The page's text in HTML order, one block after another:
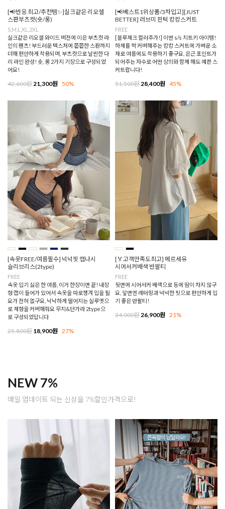
[📢반응 최고/추천템✨]실크같은 리오셀
스판부츠컷(숏/롱)
S,M,L,XL,2XL
실크같은 리오셀 와이드 버전에 이은 부츠컷 라
인의 팬츠! 부드러운 텍스처에 쫀쫀한 스판까지
더해 편안하게 착용되며, 부츠컷으로 날씬한 다
리 라인 완성! 숏, 롱 2가지 기장으로 구성되었
어요!
42,600원 21,300원 50%
[📢베스트1위상품/3차입고][JUST
BETTER] 러브미 핀턱 캉캉스커트
FREE
[블루체크 컬러추가!] 이번 s/s 치트키 아이템!
하체를 싹 커버해주는 캉캉 스커트에 가벼운 소
재로 여름에도 착용하기 좋구요, 은근 포인트가
되어주는 자수로 어떤 상의와 함께 해도 예쁜 스
커트랍니다!
51,500원 28,400원 45%
[속옷FREE/여름필수] 넉넉핏 캡나시
슬리브리스(2type)
FREE
속옷 입기 싫은 한 여름, 이거 한장이면 끝! 내장
형 캡이 들어가 있어서 속옷을 따로챙겨 입을 필
요가 전혀 없구요, 낙낙하게 떨어지는 실루엣으
로 체형을 커버해줘요 무지&단가라 2type으
로 구성되었답니다
25,800원 18,900원 27%
[🏅고객만족도최고] 메르세유
시어서커배색 반팔티
FREE
뒷면에 시어서커 배색으로 등에 땀이 차지 않구
요, 앞면엔 레터링과 넉넉한 핏으로 편안하게 입
기 좋은 반팔티!
34,000원26,900원 21%
NEW 7%
매일 업데이트 되는 신상을 7%할인가격으로!